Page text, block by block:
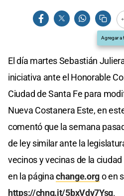
Agregar a
El día martes Sebastián
iniciativa ante el Honorable
Ciudad de Santa Fe para
Nueva Costanera Este, en
comentó que la semana
de ley similar ante la
vecinos y vecinas de la
en la páginachange.orgo en
https://chng.it/5bxVdy7Ysg.